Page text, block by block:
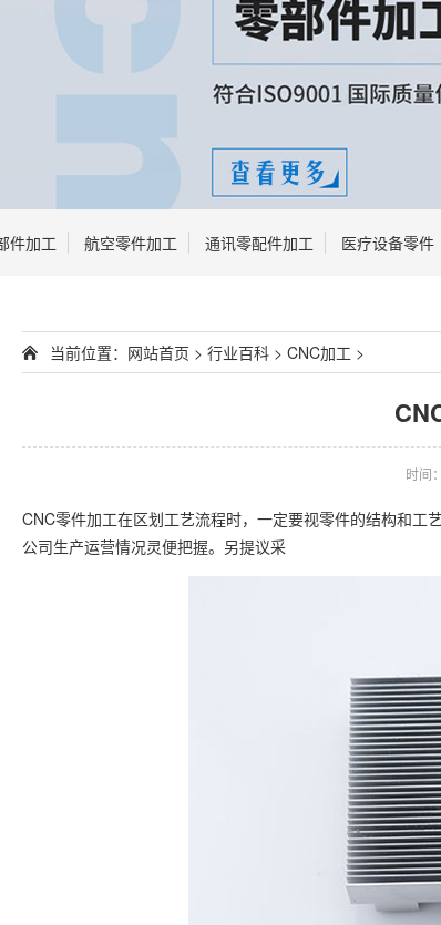
件加工 航空零件加工 通讯零配件加工 医疗设备零件
当前位置： 网站首页 > 行业百科 > CNC加工 >
时间
CNC零件加工在区划工艺流程时，一定要视零件的结构和
公司生产运营情况灵便把握。另提议采